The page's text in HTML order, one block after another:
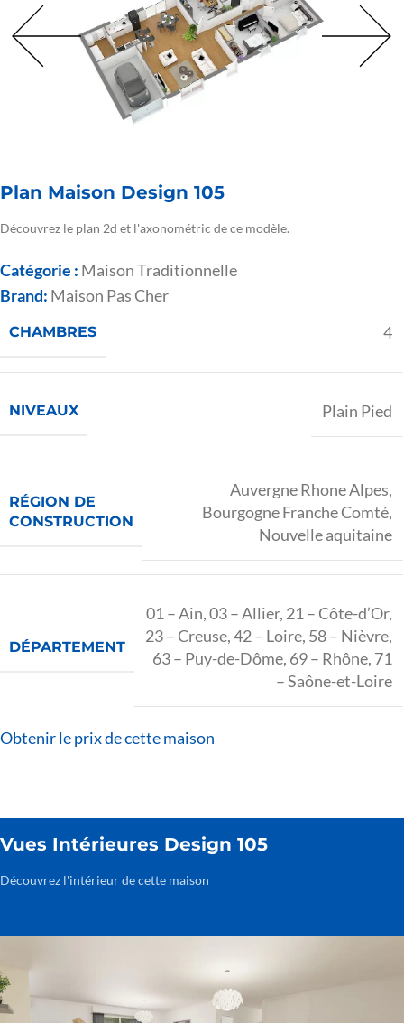
Plan Maison Design 105
Découvrez le plan 2d et l'axonométric de ce modèle.
Catégorie : Maison Traditionnelle
Brand: Maison Pas Cher
CHAMBRES 4
NIVEAUX Plain Pied
RÉGION DE
CONSTRUCTION
Auvergne Rhone Alpes,
Bourgogne Franche Comté,
Nouvelle aquitaine
DÉPARTEMENT
01 – Ain,03 – Allier, 21 – Côte-d’Or,
23 – Creuse,42 – Loire, 58 – Nièvre,
63 – Puy-de-Dôme, 69 – Rhône, 71
– Saône-et-Loire
Obtenir le prix de cette maison
Vues Intérieures Design 105
Découvrez l'intérieur de cette maison